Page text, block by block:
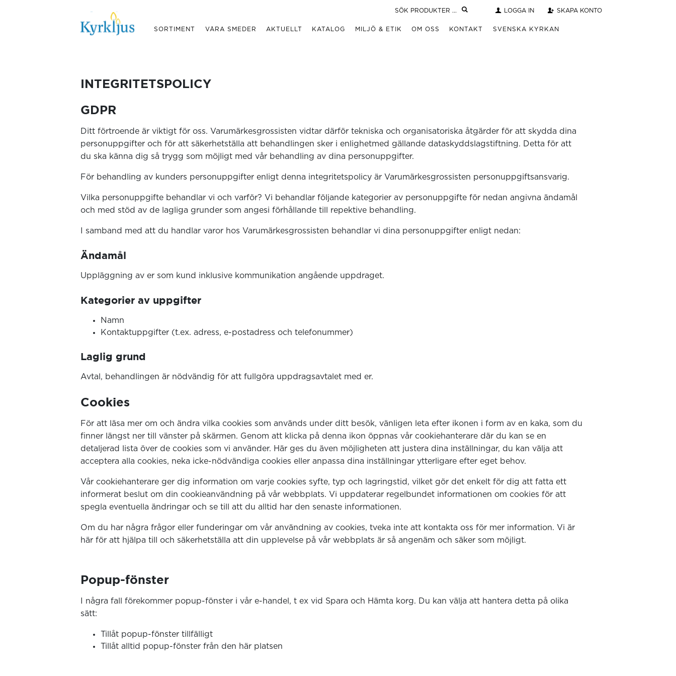
LOGGA IN SKAPA KONTO
SORTIMENT VÅRA SMEDER AKTUELLT KATALOG MILJÖ & ETIK OM OSS KONTAKT SVENSKA KYRKAN
INTEGRITETSPOLICY
GDPR
Ditt förtroende är viktigt för oss. Varumärkesgrossisten vidtar därför tekniska och organisatoriska åtgärder för att skydda dina
personuppgifter och för att säkerhetställa att behandlingen sker i enlighetmed gällande dataskyddslagstiftning. Detta för att
du ska känna dig så trygg som möjligt med vår behandling av dina personuppgifter.
För behandling av kunders personuppgifter enligt denna integritetspolicy är Varumärkesgrossisten personuppgiftsansvarig.
Vilka personuppgifte behandlar vi och varför? Vi behandlar följande kategorier av personuppgifte för nedan angivna ändamål
och med stöd av de lagliga grunder som angesi förhållande till repektive behandling.
I samband med att du handlar varor hos Varumärkesgrossisten behandlar vi dina personuppgifter enligt nedan:
Ändamål
Uppläggning av er som kund inklusive kommunikation angående uppdraget.
Kategorier av uppgifter
Namn
Kontaktuppgifter (t.ex. adress, e-postadress och telefonummer)
Laglig grund
Avtal, behandlingen är nödvändig för att fullgöra uppdragsavtalet med er.
Cookies
För att läsa mer om och ändra vilka cookies som används under ditt besök, vänligen leta efter ikonen i form av en kaka, som du
finner längst ner till vänster på skärmen. Genom att klicka på denna ikon öppnas vår cookiehanterare där du kan se en
detaljerad lista över de cookies som vi använder. Här ges du även möjligheten att justera dina inställningar, du kan välja att
acceptera alla cookies, neka icke-nödvändiga cookies eller anpassa dina inställningar ytterligare efter eget behov.
Vår cookiehanterare ger dig information om varje cookies syfte, typ och lagringstid, vilket gör det enkelt för dig att fatta ett
informerat beslut om din cookieanvändning på vår webbplats. Vi uppdaterar regelbundet informationen om cookies för att
spegla eventuella ändringar och se till att du alltid har den senaste informationen.
Om du har några frågor eller funderingar om vår användning av cookies, tveka inte att kontakta oss för mer information. Vi är
här för att hjälpa till och säkerhetställa att din upplevelse på vår webbplats är så angenäm och säker som möjligt.
Popup-fönster
I några fall förekommer popup-fönster i vår e-handel, t ex vid Spara och Hämta korg. Du kan välja att hantera detta på olika
sätt:
Tillåt popup-fönster tillfälligt
Tillåt alltid popup-fönster från den här platsen